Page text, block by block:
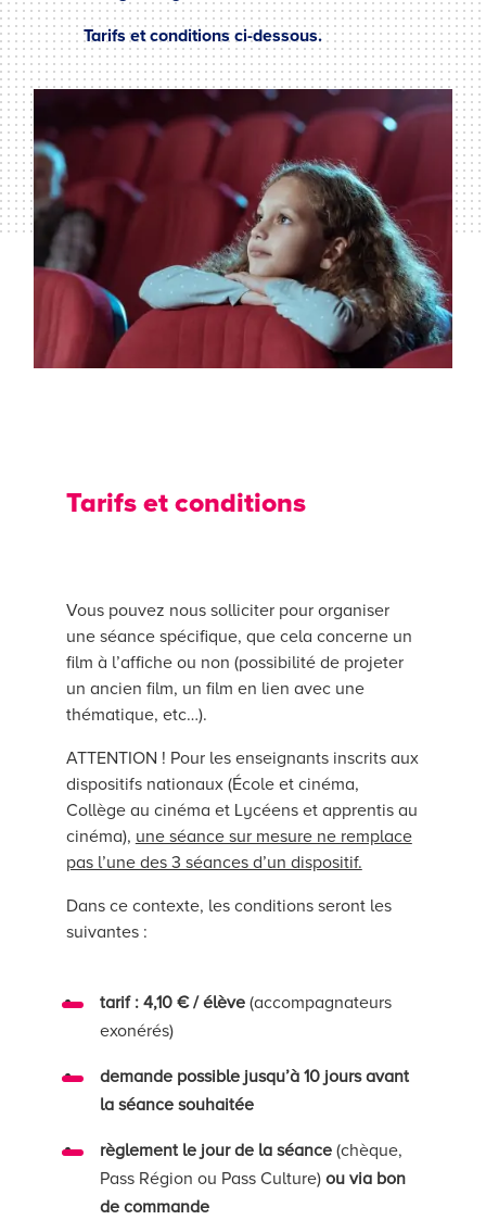
Tarifs et conditions ci-dessous.
Tarifs et conditions
Vous pouvez nous solliciter pour organiser
une séance spécifique, que cela concerne un
film à l’affiche ou non (possibilité de projeter
un ancien film, un film en lien avec une
thématique, etc…).
ATTENTION ! Pour les enseignants inscrits aux
dispositifs nationaux (École et cinéma,
Collège au cinéma et Lycéens et apprentis au
cinéma), une séance sur mesure ne remplace
pas l’une des 3 séances d’un dispositif.
Dans ce contexte, les conditions seront les
suivantes :
tarif : 4,10 € / élève (accompagnateurs
exonérés)
demande possible jusqu’à 10 jours avant
la séance souhaitée
règlement le jour de la séance (chèque,
Pass Région ou Pass Culture) ou via bon
de commande